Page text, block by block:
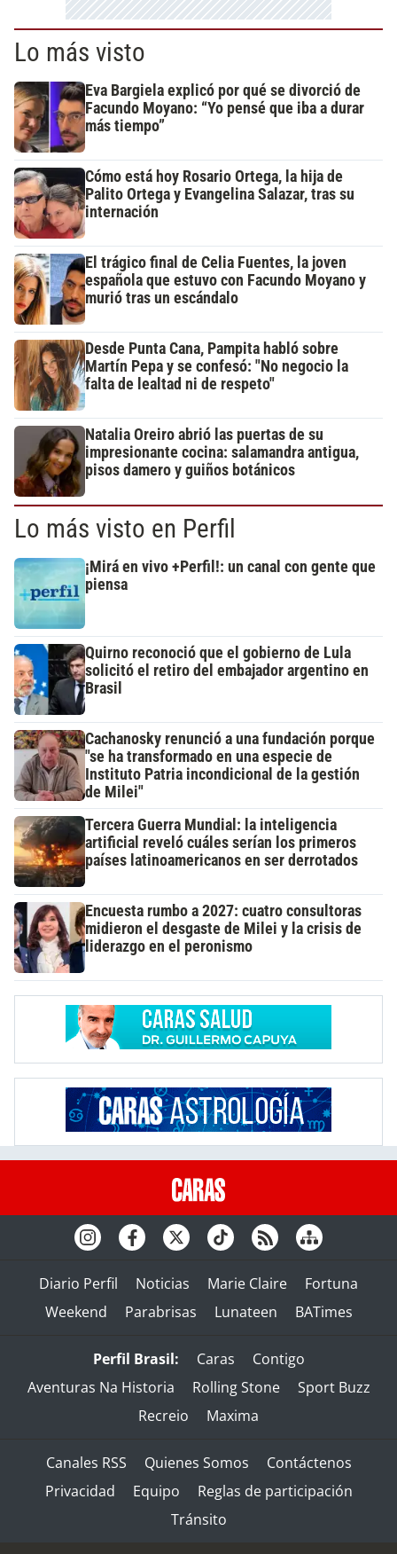
Lo más visto
Eva Bargiela explicó por qué se divorció de
Facundo Moyano: “Yo pensé que iba a durar
más tiempo”
Cómo está hoy Rosario Ortega, la hija de
Palito Ortega y Evangelina Salazar, tras su
internación
El trágico final de Celia Fuentes, la joven
española que estuvo con Facundo Moyano y
murió tras un escándalo
Desde Punta Cana, Pampita habló sobre
Martín Pepa y se confesó: "No negocio la
falta de lealtad ni de respeto"
Natalia Oreiro abrió las puertas de su
impresionante cocina: salamandra antigua,
pisos damero y guiños botánicos
Lo más visto en Perfil
¡Mirá en vivo +Perfil!: un canal con gente que
piensa
Quirno reconoció que el gobierno de Lula
solicitó el retiro del embajador argentino en
Brasil
Cachanosky renunció a una fundación porque
"se ha transformado en una especie de
Instituto Patria incondicional de la gestión
de Milei"
Tercera Guerra Mundial: la inteligencia
artificial reveló cuáles serían los primeros
países latinoamericanos en ser derrotados
Encuesta rumbo a 2027: cuatro consultoras
midieron el desgaste de Milei y la crisis de
liderazgo en el peronismo
Diario Perfil Noticias Marie Claire
Fortuna
Weekend
Parabrisas Lunateen BATimes
Perfil Brasil: Caras
Contigo
Aventuras Na Historia
Rolling Stone
Sport Buzz
Recreio
Maxima
Canales RSS Quienes Somos
Contáctenos
Privacidad
Equipo
Reglas de participación
Tránsito